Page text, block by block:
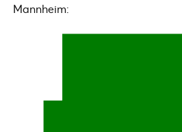
Mannheim: